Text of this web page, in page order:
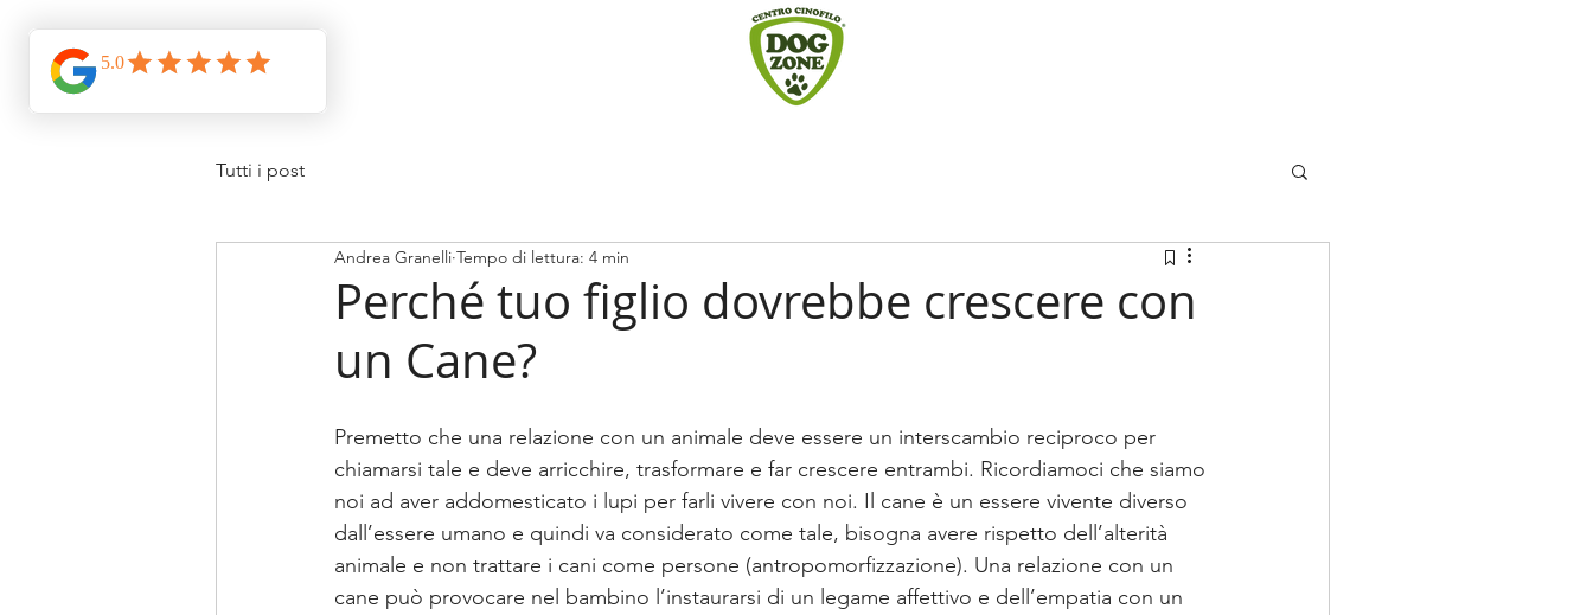
Tutti i post
Perché tuo figlio dovrebbe crescere con
un Cane?
Andrea Granelli Tempo di lettura: 4 min
Premetto che una relazione con un animale deve essere un interscambio reciproco per
chiamarsi tale e deve arricchire, trasformare e far crescere entrambi. Ricordiamoci che siamo
noi ad aver addomesticato i lupi per farli vivere con noi. Il cane è un essere vivente diverso
dall’essere umano e quindi va considerato come tale, bisogna avere rispetto dell’alterità
animale e non trattare i cani come persone (antropomorfizzazione). Una relazione con un
cane può provocare nel bambino l’instaurarsi di un legame affettivo e dell’empatia con un